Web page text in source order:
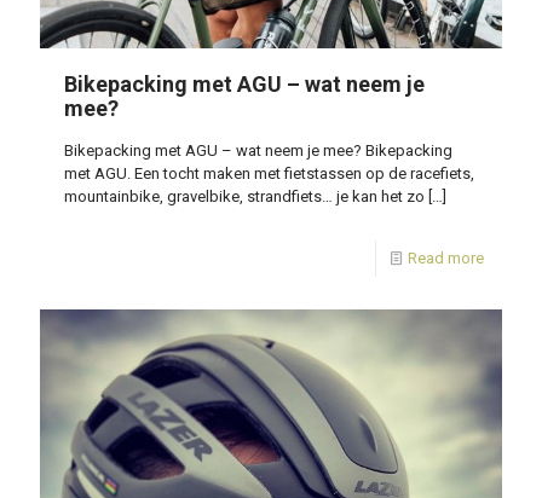
Bikepacking met AGU – wat neem je
mee?
Bikepacking met AGU – wat neem je mee? Bikepacking
met AGU. Een tocht maken met fietstassen op de racefiets,
mountainbike, gravelbike, strandfiets… je kan het zo […]
Read more